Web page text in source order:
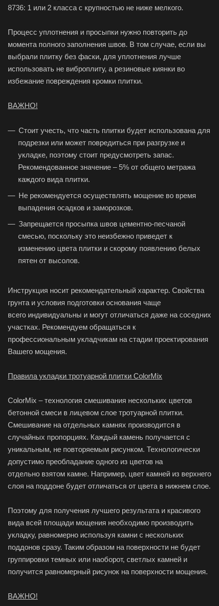
8736: 1 или 2 класса с крупностью не ниже мелкого.
Процесс уплотнения и просыпки нужно повторить до
момента полного заполнения швов. В том случае, если вы
выбрали плитку без фаски, для уплотнения лучше
использовать не виброплиту, а резиновые киянки во
избежание повреждения кромки плитки.
ВАЖНО!
Стоит учесть, что часть плитки будет использована для
подрезки или может повредиться при разгрузке и
укладке, поэтому стоит предусмотреть запас.
Рекомендованное значение – 5% от общего метража
каждого вида плитки.
Не рекомендуется осуществлять мощение во время
выпадения осадков и заморозков.
Запрещается просыпка швов цементно-песчаной
смесью, поскольку это неизбежно приведет к
изменению цвета плитки и скорому появлению белых
пятен от высолов.
Инструкция носит рекомендательный характер. Свойства
грунта и условия подготовки основания чаще
всего индивидуальны и могут отличаться даже на соседних
участках. Рекомендуем обращаться к
профессиональным укладчикам на стадии проектирования
Вашего мощения.
Правила укладки тротуарной плитки ColorMix
ColorMix – технология смешивания нескольких цветов
бетонной смеси в лицевом слое тротуарной плитки.
Смешивание на отдельных камнях производится в
случайных пропорциях. Каждый камень получается с
уникальным, не повторяемым рисунком. Технологически
допустимо преобладание одного из цветов на
отдельно взятом камне. Например, цвет камней из верхнего
слоя на поддоне будет отличаться от цвета в нижнем слое.
Поэтому для получения лучшего результата и красивого
вида всей площади мощения необходимо производить
укладку, равномерно используя камни с нескольких
поддонов сразу. Таким образом на поверхности не будет
группировки темных или наоборот, светлых камней и
получится равномерный рисунок на поверхности мощения.
ВАЖНО!